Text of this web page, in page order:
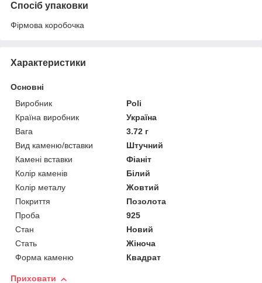
Спосіб упаковки
Фірмова коробочка
Характеристики
Основні
Виробник
Poli
Країна виробник
Україна
Вага
3.72 г
Вид каменю/вставки
Штучний
Камені вставки
Фіаніт
Колір каменів
Білий
Колір металу
Жовтий
Покриття
Позолота
Проба
925
Стан
Новий
Стать
Жіноча
Форма каменю
Квадрат
Приховати